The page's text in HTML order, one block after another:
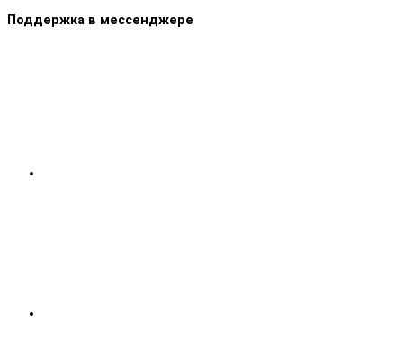
Поддержка в мессенджере